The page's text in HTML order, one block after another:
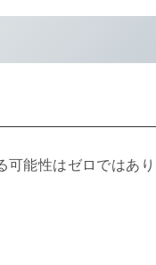
可能性はゼロではあ